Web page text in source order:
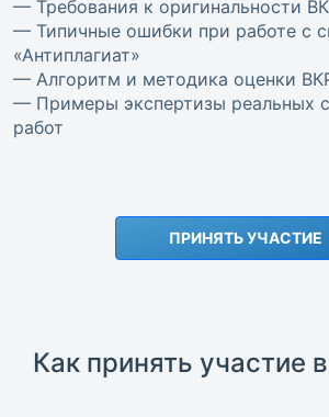
— Требования к оригинальности
— Типичные ошибки при работе с
«Антиплагиат»
— Алгоритм и методика оценки
— Примеры экспертизы реальных
работ
ПРИНЯТЬ УЧАСТИЕ
Как принять участие